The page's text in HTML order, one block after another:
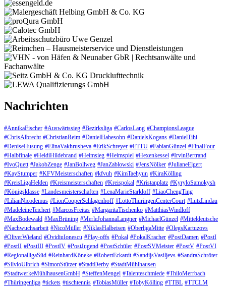
Nachrichten
#AnnikaFischer #Auswärtssieg #Bezirksliga #CarlosLang #ChampionsLeague
#ChrisAlbrecht #ChristianReim #DanielHabesohn #DanielsKogans #DanielTihi
#DeniseHusung #ElinaVakhrusheva #ErikSchreyer #ETTU #FabianGünzel #FinalFour
#Halbfinale #HeidiHildebrand #Heimsieg #Heimspiel #Hexenkessel #IrvinBertrand
#IvoQuett #JakobZenge #JanBollweg #JanZablowski #JensNölker #JulianeElgert
#KayStumper #KFVMeisterschaften #kfvuh #KimTaehyun #KiraKölling
#KreisLigaHelden #Kreismeisterschaften #Kreispokal #Kristanplatz #KyryloSamokysh
#Königsklasse #Landesmeisterschaften #LenaMarieStarkloff #LiaoChengTing
#LilianNicodemus #LionCooperSchlagenhoff #LottoThüringenCenterCourt #LutzLindau
#MadeleineTeichert #MarcosFreitas #MargaritaTischenko #MatthiasWindloff
#MaxBodewald #MaxBrüning #MerleJohannaLangner #MichaelGünzel #Mitteldeutsche
#Nachwuchsarbeit #NicoMüller #NiklasHalbeisen #OberligaMitte #OlegsKartuzovs
#OliverWieland #OvidiuIonescu #Play-offs #Pokal #PokalKracher #PostDamen #PostI
#PostII #PostIII #PostIV #PostJugend #PostSchüler #PostSVMeister #PostV #PostVI
#RegionalligaSüd #ReinhardKöneke #RobertEckardt #SandijsVasiljevs #SandraSchröter
#SilvioUlbrich #SimonStützer #StadtDerby #StadtMühlhausen
#StadtwerkeMühlhausenGmbH #SteffenMengel #Talenteschmiede #ThiloMerrbach
#Thüringenliga #tickets #tischtennis #TobiasMüller #TobyKölling #TTBL #TTCLM